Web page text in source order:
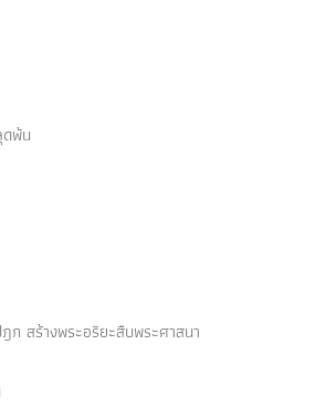
ดพ้น
ก สร้างพระอริยะสืบพระศาสนา